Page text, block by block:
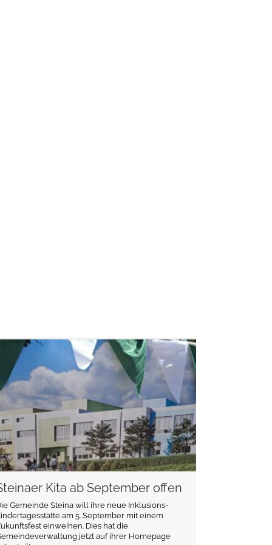
Kita ab September offen
Gemeinde Steina will ihre neue Inklusions-
am 5. September mit einem
einweihen. Dies hat die
jetzt auf ihrer Homepage
weiterlesen